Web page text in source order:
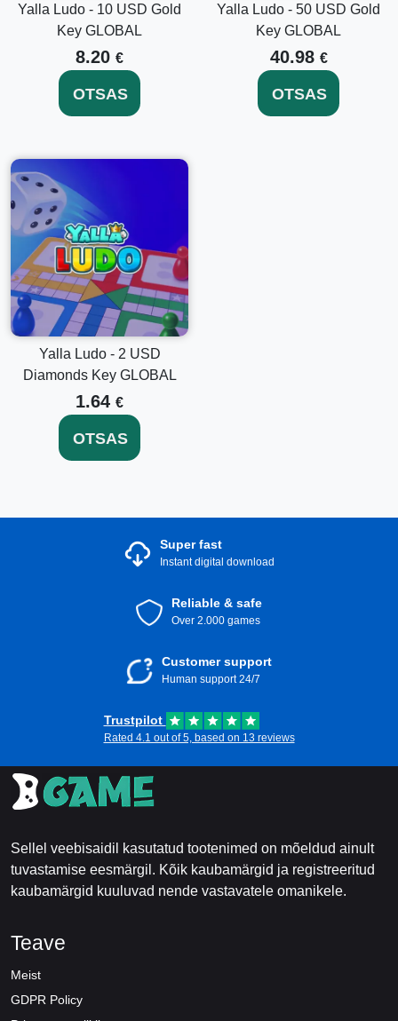
Kui otsite erinevaid denominatsioone või soovite oma Yalla
Ludo kogemust laiendada, kaaluge ka teisi võimalusi, nagu
Yalla Ludo - 10 USD Kuldvõti GLOBAL
väiksema lisanduse
Yalla Ludo - 50 USD Kuldvõti GLOBAL veelgi
ulatuslikuma uuenduse jaoks.
Ärge jätke maha võimalust täiustada oma mängukogemust
Yalla Ludo - 25 USD Kuldvõti GLOBAL
täna ja sukelduge täiustatud Yalla Ludo maailma, mis
pakub ainulaadseid funktsioone ja põnevust! Kogege
erinevust ja maksimeerige oma mängulõbu.
Yalla Ludo - 10 USD Gold
Key GLOBAL
8.20 €
OTSAS
Yalla Ludo - 50 USD Gold
Key GLOBAL
40.98 €
OTSAS
Yalla Ludo - 2 USD
Diamonds Key GLOBAL
1.64 €
OTSAS
Super fast
Instant digital download
Reliable & safe
Over 2.000 games
Customer support
Human support 24/7
Trustpilot
Rated 4.1 out of 5, based on 13 reviews
Sellel veebisaidil kasutatud tootenimed on mõeldud ainult
tuvastamise eesmärgil. Kõik kaubamärgid ja registreeritud
kaubamärgid kuuluvad nende vastavatele omanikele.
Teave
Meist
GDPR Policy